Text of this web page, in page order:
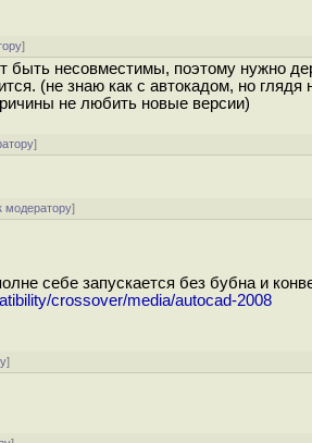
]
несовместимы, поэтому нужно
(не знаю как с автокадом, но
не любить новые версии)
]
модератору]
себе запускается без бубна и
crossover/media/autocad-2008
]